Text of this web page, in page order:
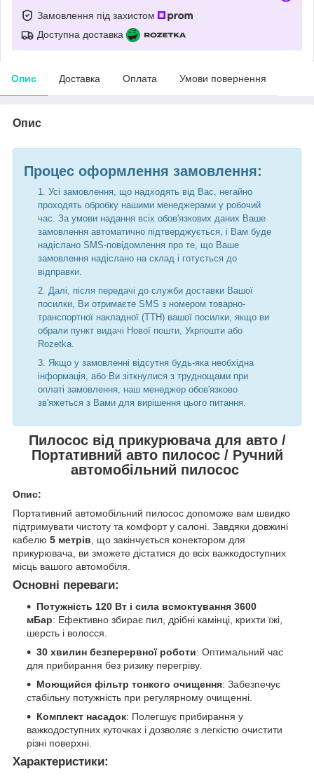
Замовлення під захистом
Доступна доставка
Опис Доставка Оплата Умови повернення
Опис
Процес оформлення замовлення:
Усі замовлення, що надходять від Вас, негайно
проходять обробку нашими менеджерами у робочий
час. За умови надання всіх обов'язкових даних Ваше
замовлення автоматично підтверджується, і Вам буде
надіслано SMS-повідомлення про те, що Ваше
замовлення надіслано на склад і готується до
відправки.
Далі, після передачі до служби доставки Вашої
посилки, Ви отримаєте SMS з номером товарно-
транспортної накладної (ТТН) вашої посилки, якщо ви
обрали пункт видачі Нової пошти, Укрпошти або
Rozetka.
Якщо у замовленні відсутня будь-яка необхідна
інформація, або Ви зіткнулися з труднощами при
оплаті замовлення, наш менеджер обов'язково
зв'яжеться з Вами для вирішення цього питання.
Пилосос від прикурювача для авто /
Портативний авто пилосос / Ручний
автомобільний пилосос
Опис:
Портативний автомобільний пилосос допоможе вам швидко
підтримувати чистоту та комфорт у салоні. Завдяки довжині
кабелю 5 метрів, що закінчується конектором для
прикурювача, ви зможете дістатися до всіх важкодоступних
місць вашого автомобіля.
Основні переваги:
Потужність 120 Вт і сила всмоктування 3600
мБар: Ефективно збирає пил, дрібні камінці, крихти їжі,
шерсть і волосся.
30 хвилин безперервної роботи: Оптимальний час
для прибирання без ризику перегріву.
Моющийся фільтр тонкого очищення: Забезпечує
стабільну потужність при регулярному очищенні.
Комплект насадок: Полегшує прибирання у
важкодоступних куточках і дозволяє з легкістю очистити
різні поверхні.
Характеристики: